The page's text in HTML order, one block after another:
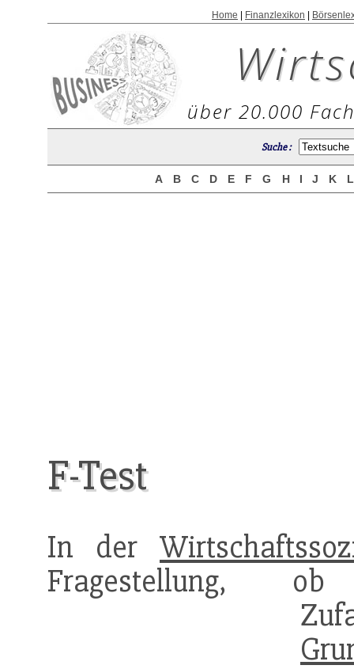
Home Finanzlexikon
über 20.000
Suche :
A B C D E F G H I J K
F-Test
In der
Fragestellung,